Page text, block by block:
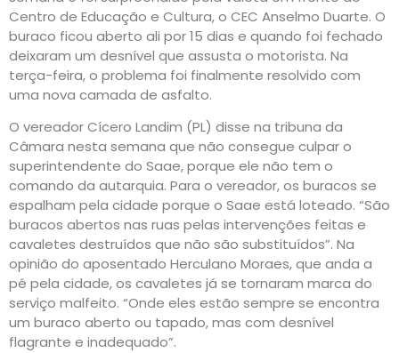
Centro de Educação e Cultura, o CEC Anselmo Duarte. O
buraco ficou aberto ali por 15 dias e quando foi fechado
deixaram um desnível que assusta o motorista. Na
terça-feira, o problema foi finalmente resolvido com
uma nova camada de asfalto.
O vereador Cícero Landim (PL) disse na tribuna da
Câmara nesta semana que não consegue culpar o
superintendente do Saae, porque ele não tem o
comando da autarquia. Para o vereador, os buracos se
espalham pela cidade porque o Saae está loteado. “São
buracos abertos nas ruas pelas intervenções feitas e
cavaletes destruídos que não são substituídos”. Na
opinião do aposentado Herculano Moraes, que anda a
pé pela cidade, os cavaletes já se tornaram marca do
serviço malfeito. “Onde eles estão sempre se encontra
um buraco aberto ou tapado, mas com desnível
flagrante e inadequado”.